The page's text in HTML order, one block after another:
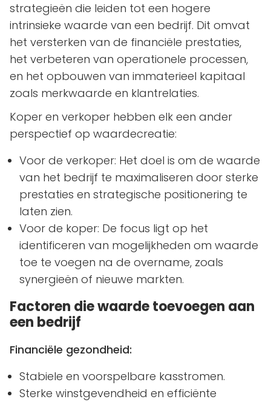
strategieën die leiden tot een hogere
intrinsieke waarde van een bedrijf. Dit omvat
het versterken van de financiële prestaties,
het verbeteren van operationele processen,
en het opbouwen van immaterieel kapitaal
zoals merkwaarde en klantrelaties.
Koper en verkoper hebben elk een ander
perspectief op waardecreatie:
Voor de verkoper: Het doel is om de waarde
van het bedrijf te maximaliseren door sterke
prestaties en strategische positionering te
laten zien.
Voor de koper: De focus ligt op het
identificeren van mogelijkheden om waarde
toe te voegen na de overname, zoals
synergieën of nieuwe markten.
Factoren die waarde toevoegen aan
een bedrijf
Financiële gezondheid:
Stabiele en voorspelbare kasstromen.
Sterke winstgevendheid en efficiënte